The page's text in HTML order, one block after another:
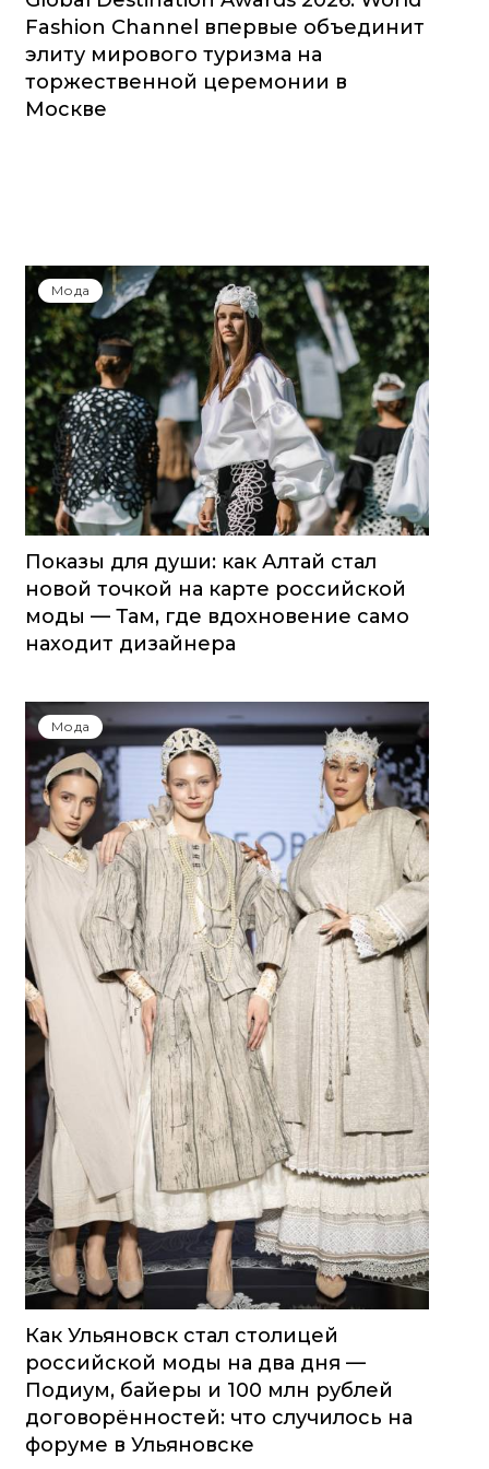
Fashion Channel впервые объединит
элиту мирового туризма на
торжественной церемонии в
Москве
Мода
Показы для души: как Алтай стал
новой точкой на карте российской
моды — Там, где вдохновение само
находит дизайнера
Мода
Как Ульяновск стал столицей
российской моды на два дня —
Подиум, байеры и 100 млн рублей
договорённостей: что случилось на
форуме в Ульяновске